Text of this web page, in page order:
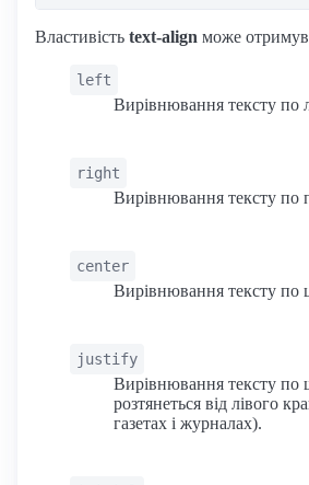
Властивість text-align може
left
Вирівнювання тексту по
right
Вирівнювання тексту по
center
Вирівнювання тексту по
justify
Вирівнювання тексту по
розтянеться від лівого
газетах і журналах).